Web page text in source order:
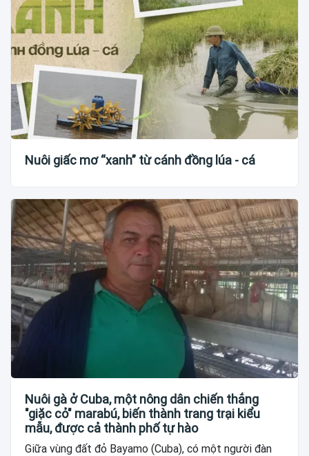
Nuôi giấc mơ “xanh” từ cánh đồng lúa - cá
Nuôi gà ở Cuba, một nông dân chiến thắng
"giặc cỏ" marabú, biến thành trang trại kiểu
mẫu, được cả thành phố tự hào
Giữa vùng đất đỏ Bayamo (Cuba), có một người đàn